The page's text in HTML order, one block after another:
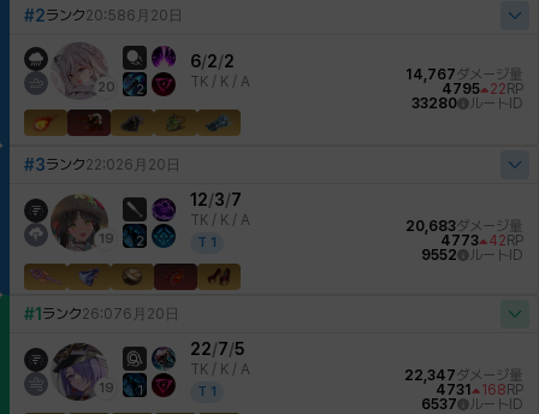
#2ランク20:586月20日
20 2
6/2/2
TK / K / A 14,767ダメージ量
4795
22 RP
33280
ルートID
#3ランク22:026月20日
19 2
12/3/7
TK / K / A
T 1
20,683ダメージ量
4773
42 RP
9552
ルートID
#1 ランク26:076月20日
19 1
22/7/5
TK / K / A
T 1
22,347ダメージ量
4731
168 RP
6537
ルートID